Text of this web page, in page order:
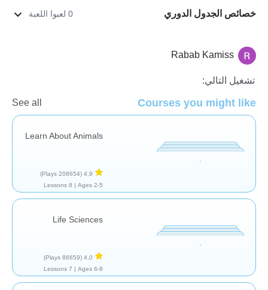
خصائص الجدول الدوري 0 لعبوا اللعبة
العلم والطبيعة
Rabab Kamiss
تشغيل التالي:
Courses you might like
See all
Learn About Animals
4,9
(208654 Plays)
Ages 2-5 |
8 Lessons
Life Sciences
4,0
(86659 Plays)
Ages 6-8 |
7 Lessons